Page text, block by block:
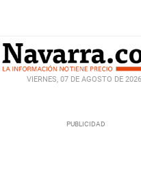
VIERNES, 07 DE AGOSTO DE 2026